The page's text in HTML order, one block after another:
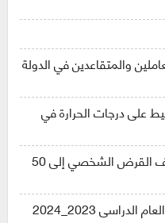
والمتقاعدين في الدولة
على درجات الحرارة في
المصرف التجاري السوري يرفع سقف القرض الشخصي إلى 50
2023_2024